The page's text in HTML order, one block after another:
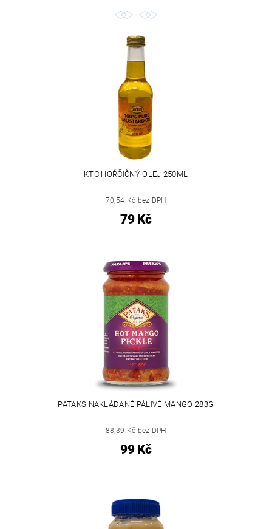
KTC HOŘČIČNÝ OLEJ 250ML
70,54 Kč bez DPH
79 Kč
PATAKS NAKLÁDANÉ PÁLIVÉ MANGO 283G
88,39 Kč bez DPH
99 Kč